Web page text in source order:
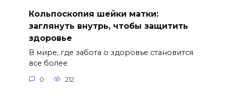
Кольпоскопия шейки матки:
заглянуть внутрь, чтобы защитить
здоровье
В мире, где забота о здоровье становится
все более
0 212